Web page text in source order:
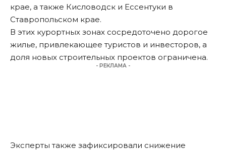
крае, а также Кисловодск и Ессентуки в
Ставропольском крае.
В этих курортных зонах сосредоточено дорогое
жилье, привлекающее туристов и инвесторов, а
доля новых строительных проектов ограничена.
- РЕКЛАМА -
Эксперты также зафиксировали снижение